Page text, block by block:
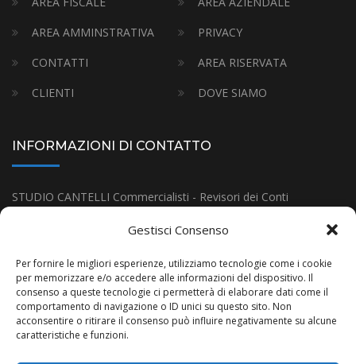
Gestisci Consenso
Per fornire le migliori esperienze, utilizziamo tecnologie come i cookie
per memorizzare e/o accedere alle informazioni del dispositivo. Il
consenso a queste tecnologie ci permetterà di elaborare dati come il
comportamento di navigazione o ID unici su questo sito. Non
acconsentire o ritirare il consenso può influire negativamente su alcune
caratteristiche e funzioni.
AREA AMMINSTRATIVA
PRIVACY
CONTATTI
AREA RISERVATA
CLIENTI
DOVE SIAMO
INFORMAZIONI DI CONTATTO
STUDIO CANTELLI Commercialisti - Revisori dei Conti
E-mail:
infostudiocantelli@gmail.com
partita ivait 02362971208